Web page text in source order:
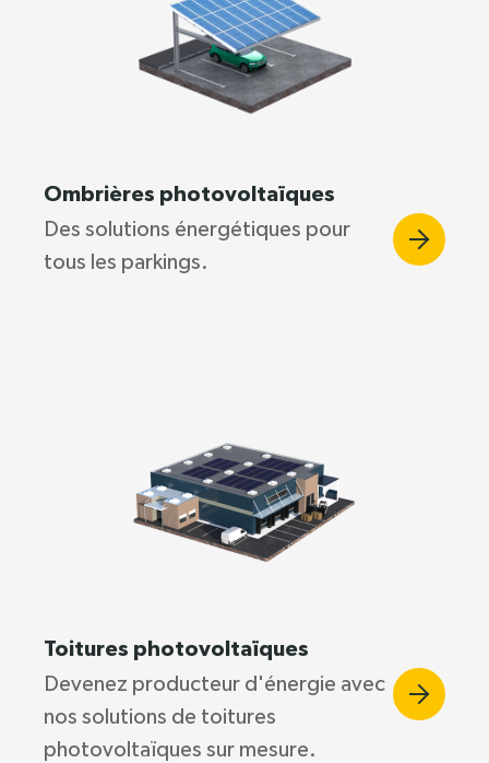
Ombrières photovoltaïques
Des solutions énergétiques pour
tous les parkings.
Toitures photovoltaïques
Devenez producteur d'énergie avec
nos solutions de toitures
photovoltaïques sur mesure.